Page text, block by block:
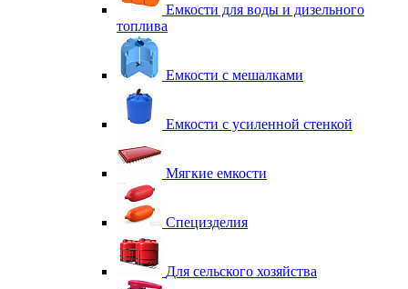
Емкости для воды и дизельного
топлива
Емкости с мешалками
Емкости с усиленной стенкой
Мягкие емкости
Специзделия
Для сельского хозяйства